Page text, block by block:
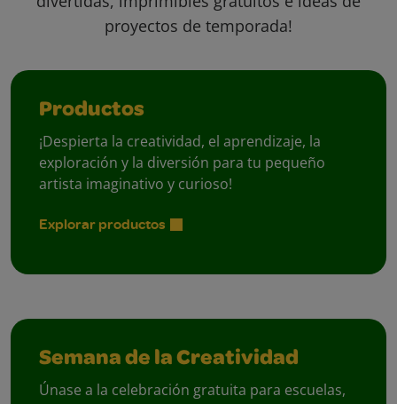
proyectos de temporada!
Productos
¡Despierta la creatividad, el aprendizaje, la
exploración y la diversión para tu pequeño
artista imaginativo y curioso!
Explorar productos
Semana de la Creatividad
Únase a la celebración gratuita para escuelas,